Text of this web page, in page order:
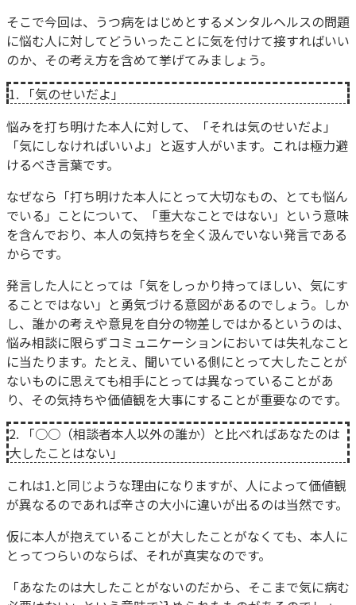
そこで今回は、うつ病をはじめとするメンタルヘルスの問題
に悩む人に対してどういったことに気を付けて接すればいい
のか、その考え方を含めて挙げてみましょう。
1. 「気のせいだよ」
悩みを打ち明けた本人に対して、「それは気のせいだよ」
「気にしなければいいよ」と返す人がいます。これは極力避
けるべき言葉です。
なぜなら「打ち明けた本人にとって大切なもの、とても悩ん
でいる」ことについて、「重大なことではない」という意味
を含んでおり、本人の気持ちを全く汲んでいない発言である
からです。
発言した人にとっては「気をしっかり持ってほしい、気にす
ることではない」と勇気づける意図があるのでしょう。しか
し、誰かの考えや意見を自分の物差しではかるというのは、
悩み相談に限らずコミュニケーションにおいては失礼なこと
に当たります。たとえ、聞いている側にとって大したことが
ないものに思えても相手にとっては異なっていることがあ
り、その気持ちや価値観を大事にすることが重要なのです。
2. 「○○（相談者本人以外の誰か）と比べればあなたのは
大したことはない」
これは1.と同じような理由になりますが、人によって価値観
が異なるのであれば辛さの大小に違いが出るのは当然です。
仮に本人が抱えていることが大したことがなくても、本人に
とってつらいのならば、それが真実なのです。
「あなたのは大したことがないのだから、そこまで気に病む